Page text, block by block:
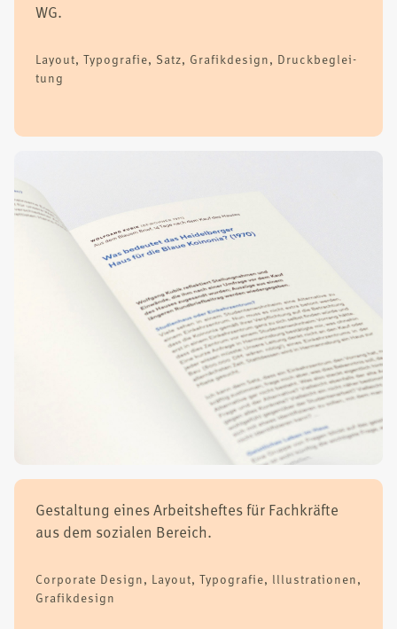
WG.
Lay­out, Typo­gra­fie, Satz, Gra­fik­de­sign, Druck­be­glei­
tung
Gestal­tung eines Arbeits­hef­tes für Fach­kräf­te
aus dem sozia­len Bereich.
Cor­po­ra­te Design, Lay­out, Typo­gra­fie, lllus­tra­tio­nen,
Gra­fik­de­sign